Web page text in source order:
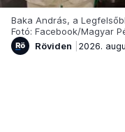
Baka András, a
Fotó: Facebook/Magyar
Röviden
2026.